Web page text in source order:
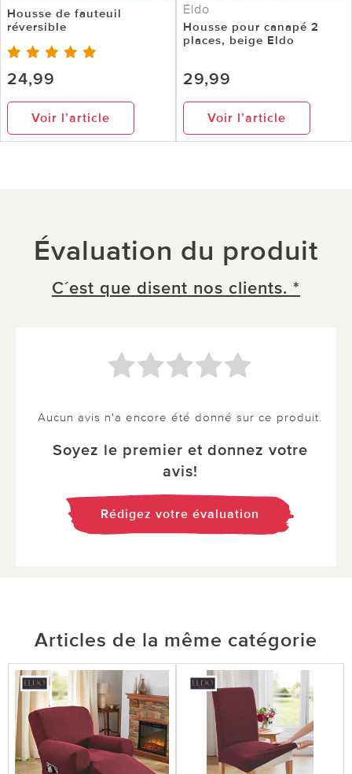
Housse de fauteuil
réversible
24,99
Voir l’article
Eldo
Housse pour canapé 2
places, beige Eldo
29,99
Voir l’article
Évaluation du produit
C´est que disent nos clients. *
Aucun avis n'a encore été donné sur ce produit.
Soyez le premier et donnez votre
avis!
Rédigez votre évaluation
Articles de la même catégorie